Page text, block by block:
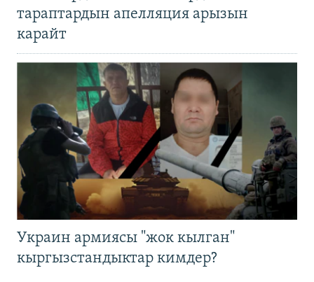
тараптардын апелляция арызын
карайт
Украин армиясы "жок кылган"
кыргызстандыктар кимдер?